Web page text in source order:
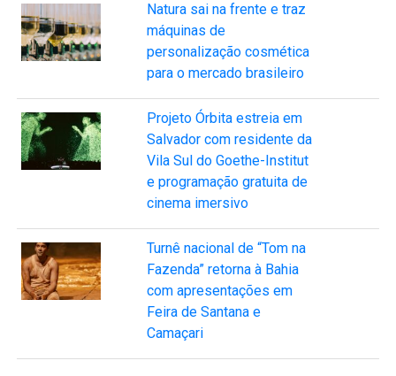
Natura sai na frente e traz
máquinas de
personalização cosmética
para o mercado brasileiro
Projeto Órbita estreia em
Salvador com residente da
Vila Sul do Goethe-Institut
e programação gratuita de
cinema imersivo
Turnê nacional de “Tom na
Fazenda” retorna à Bahia
com apresentações em
Feira de Santana e
Camaçari